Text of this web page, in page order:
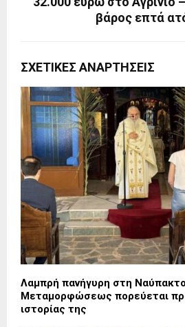
βάρος επτά
ΣΧΕΤΙΚΈΣ ΑΝΑΡΤΉΣΕΙΣ
Λαμπρή πανήγυρη στη
Μεταμορφώσεως πορεύεται
ιστορίας της